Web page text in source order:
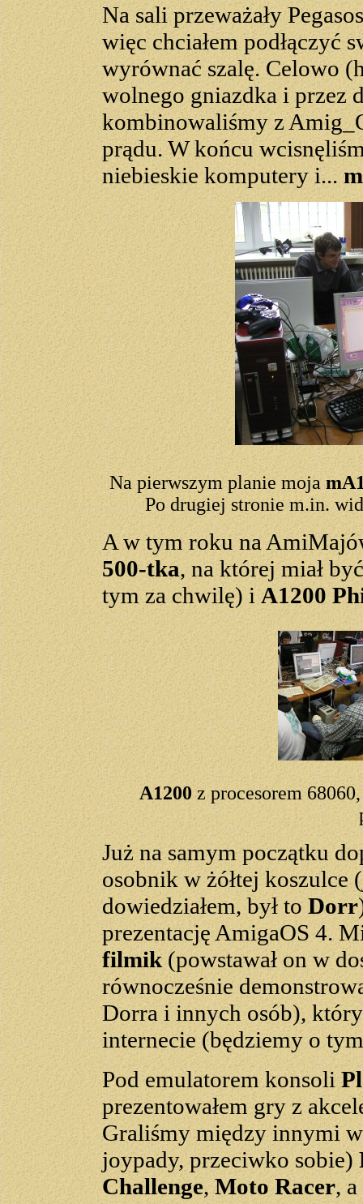
Na sali przeważały
więc chciałem podłączyć
wyrównać szalę. Celowo
wolnego gniazdka i przez
kombinowaliśmy z
prądu. W końcu
niebieskie komputery i...
Na pierwszym planie moja
Po drugiej stronie m.in.
A w tym roku na
500-tka, na której miał
tym za chwilę) iA1200
A1200z procesorem
Już na samym początku
osobnik w żółtej koszulce
dowiedziałem, był to Dorr
prezentację AmigaOS 4.
filmik(powstawał on w
równocześnie
Dorra i innych osób),
internecie (będziemy o
Pod emulatorem konsoli
prezentowałem gry z
Graliśmy między innymi
joypady, przeciwko sobie)
Challenge,Moto Racer,